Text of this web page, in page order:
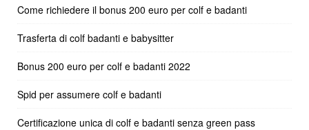
Come richiedere il bonus 200 euro per colf e badanti
Trasferta di colf badanti e babysitter
Bonus 200 euro per colf e badanti 2022
Spid per assumere colf e badanti
Certificazione unica di colf e badanti senza green pass